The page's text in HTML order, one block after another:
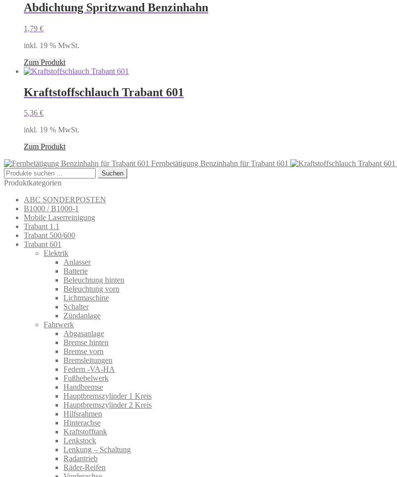
Abdichtung Spritzwand Benzinhahn
1,79 €
inkl. 19 % MwSt.
Zum Produkt
Kraftstoffschlauch Trabant 601
5,36 €
inkl. 19 % MwSt.
Zum Produkt
Fernbetätigung Benzinhahn für Trabant 601
Suchen
nach:
Suchen
Produktkategorien
ABC SONDERPOSTEN
B1000 / B1000-1
Mobile Laserreinigung
Trabant 1.1
Trabant 500/600
Trabant 601
Elektrik
Anlasser
Batterie
Beleuchtung hinten
Beleuchtung vorn
Lichtmaschine
Schalter
Zündanlage
Fahrwerk
Abgasanlage
Bremse hinten
Bremse vorn
Bremsleitungen
Federn -VA-HA
Fußhebelwerk
Handbremse
Hauptbremszylinder 1 Kreis
Hauptbremszylinder 2 Kreis
Hilfsrahmen
Hinterachse
Kraftstofftank
Lenkstock
Lenkung – Schaltung
Radantrieb
Räder-Reifen